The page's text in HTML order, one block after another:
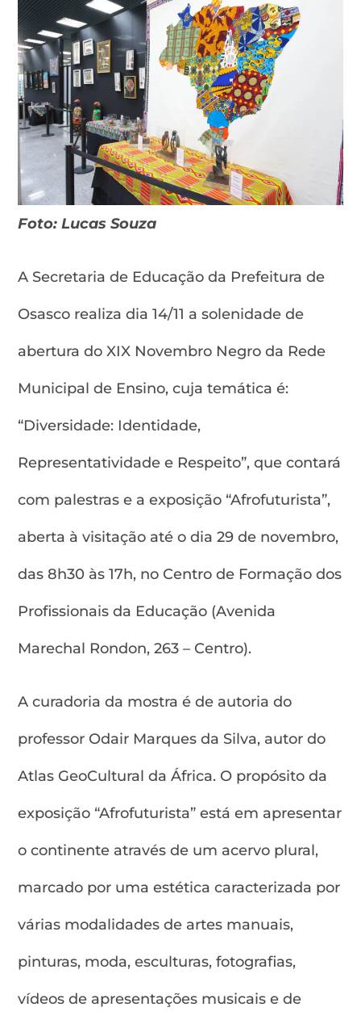
Foto: Lucas Souza
A Secretaria de Educação da Prefeitura de
Osasco realiza dia 14/11 a solenidade de
abertura do XIX Novembro Negro da Rede
Municipal de Ensino, cuja temática é:
“Diversidade: Identidade,
Representatividade e Respeito”, que contará
com palestras e a exposição “Afrofuturista”,
aberta à visitação até o dia 29 de novembro,
das 8h30 às 17h, no Centro de Formação dos
Profissionais da Educação (Avenida
Marechal Rondon, 263 – Centro).
A curadoria da mostra é de autoria do
professor Odair Marques da Silva, autor do
Atlas GeoCultural da África. O propósito da
exposição “Afrofuturista” está em apresentar
o continente através de um acervo plural,
marcado por uma estética caracterizada por
várias modalidades de artes manuais,
pinturas, moda, esculturas, fotografias,
vídeos de apresentações musicais e de